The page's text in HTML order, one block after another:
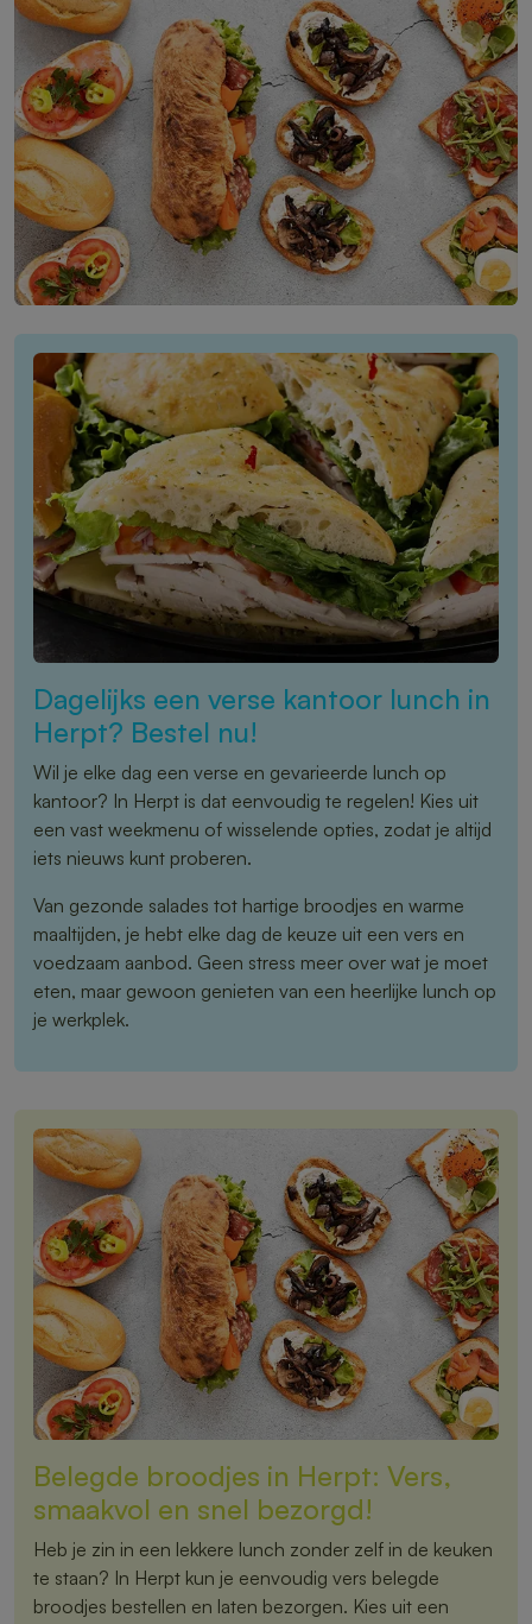
Dagelijks een verse kantoor lunch in
Herpt? Bestel nu!
Wil je elke dag een verse en gevarieerde lunch op
kantoor? In Herpt is dat eenvoudig te regelen! Kies uit
een vast weekmenu of wisselende opties, zodat je altijd
iets nieuws kunt proberen.
Van gezonde salades tot hartige broodjes en warme
maaltijden, je hebt elke dag de keuze uit een vers en
voedzaam aanbod. Geen stress meer over wat je moet
eten, maar gewoon genieten van een heerlijke lunch op
je werkplek.
Belegde broodjes in Herpt: Vers,
smaakvol en snel bezorgd!
Heb je zin in een lekkere lunch zonder zelf in de keuken
te staan? In Herpt kun je eenvoudig vers belegde
broodjes bestellen en laten bezorgen. Kies uit een